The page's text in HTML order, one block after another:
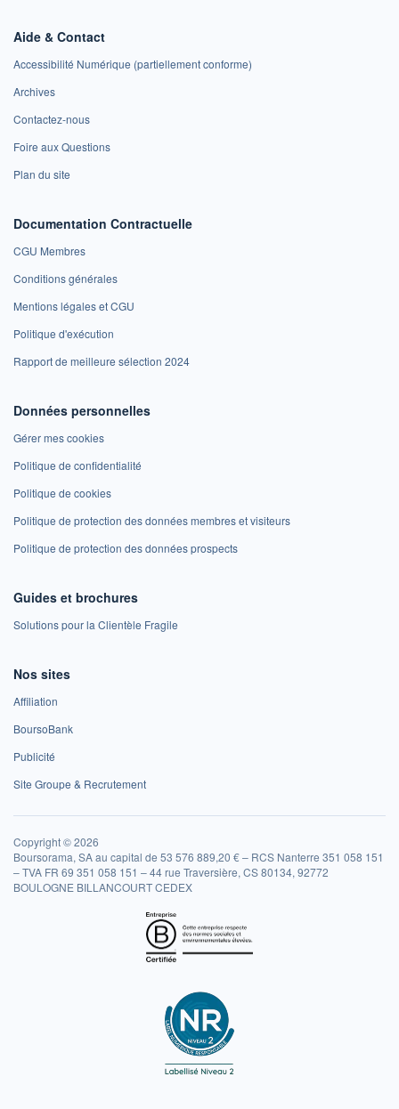
Aide & Contact
Accessibilité Numérique (partiellement conforme)
Archives
Contactez-nous
Foire aux Questions
Plan du site
Documentation Contractuelle
CGU Membres
Conditions générales
Mentions légales et CGU
Politique d'exécution
Rapport de meilleure sélection 2024
Données personnelles
Gérer mes cookies
Politique de confidentialité
Politique de cookies
Politique de protection des données membres et visiteurs
Politique de protection des données prospects
Guides et brochures
Solutions pour la Clientèle Fragile
Nos sites
Affiliation
BoursoBank
Publicité
Site Groupe & Recrutement
Copyright © 2026
Boursorama, SA au capital de 53 576 889,20 € – RCS Nanterre 351 058 151
– TVA FR 69 351 058 151 – 44 rue Traversière, CS 80134, 92772
BOULOGNE BILLANCOURT CEDEX